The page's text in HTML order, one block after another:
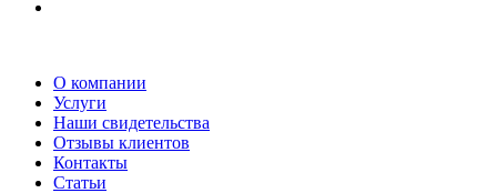
О компании
Услуги
Наши свидетельства
Отзывы клиентов
Контакты
Статьи